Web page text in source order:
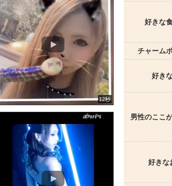
12秒
好きな
チャーム
好き
男性のここ
好きな